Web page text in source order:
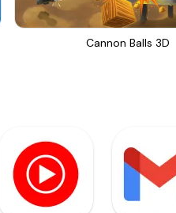
Cannon Balls 3D